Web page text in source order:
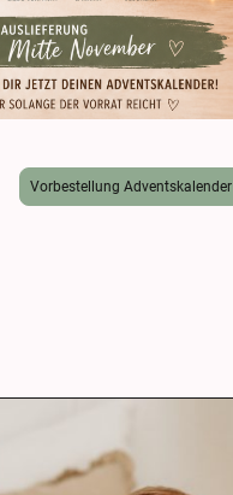
Vorbestellung Adventskalender